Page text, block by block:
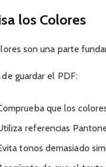
los Colores
son una parte
guardar el PDF:
que los
referencias
tonos demasiado